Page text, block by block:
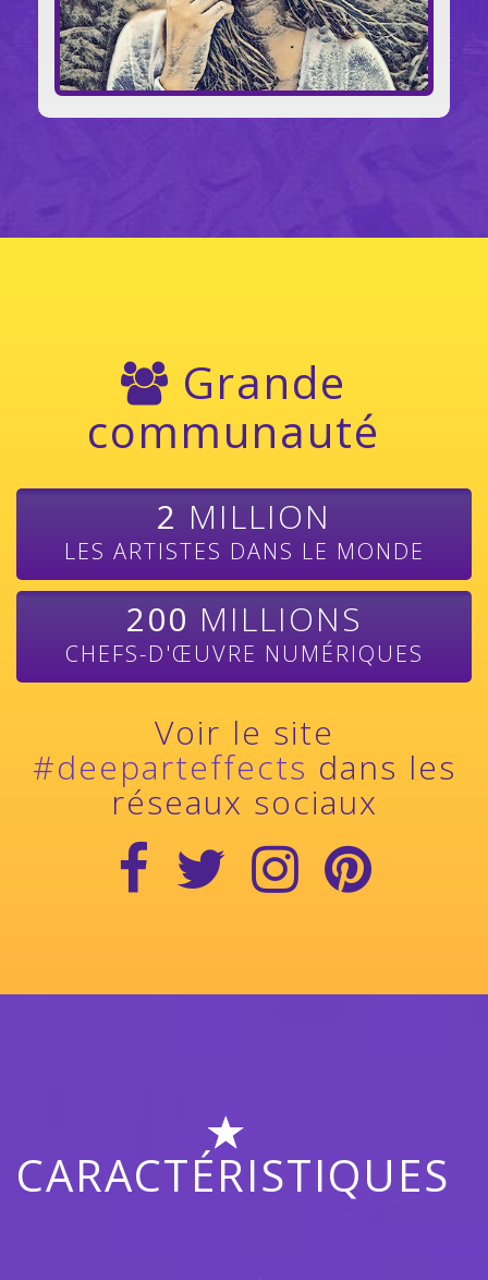
Grande
communauté
2 MILLION
LES ARTISTES DANS LE MONDE
200 MILLIONS
CHEFS-D'ŒUVRE NUMÉRIQUES
Voir le site
#deeparteffects dans les
réseaux sociaux
CARACTÉRISTIQUES